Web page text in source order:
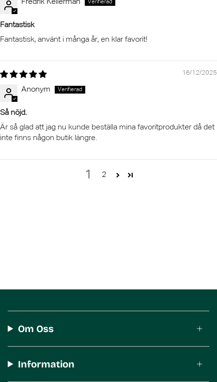
Fredrik Kellerman
Fantastisk
Fantastisk, använt i många år, en klar favorit!
16/12/2025
Anonym
Så nöjd.
Är så glad att jag nu kunde beställa mina favoritprodukter då det
inte finns någon butik längre.
1 2
Om Oss
Information